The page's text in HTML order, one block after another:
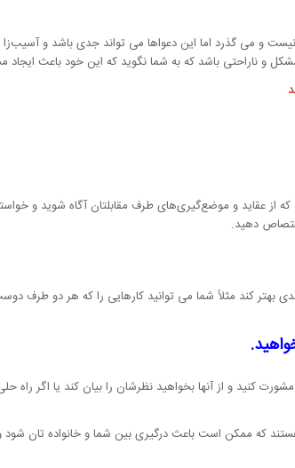
و می گذرد اما این دعواها می تواند جدی باشد و
و ناراحتی باشد که به شما نگوید که این خود باعث
عقاید و موضع‌گیری‌های طرف مقابلتان آگاه شوید و
دهید.
بهتر کند مثلاً شما می توانید کارهایی را که هر دو طرف
کنید و از آنها بخواهید نظرشان را بیان کند یا اگر
که ممکن است باعث درگیری بین شما و خانواده تان شود و